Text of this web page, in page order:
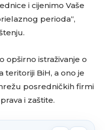
i cijenimo Vaše
perioda“,
opširno istraživanje o
teritoriji BiH, a ono je
posredničkih firmi
i zaštite.